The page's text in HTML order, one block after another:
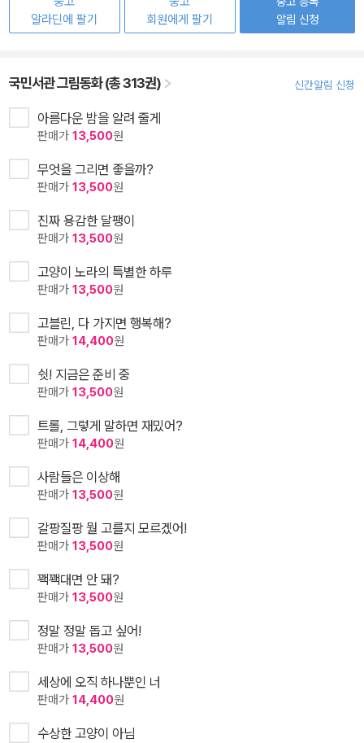
알라딘에 팔기
회원에게 팔기
알림 신청
국민서관 그림동화 (총 313권) 신간알림 신청
아름다운 밤을 알려 줄게
판매가 13,500원
무엇을 그리면 좋을까?
판매가 13,500원
진짜 용감한 달팽이
판매가 13,500원
고양이 노라의 특별한 하루
판매가 13,500원
고블린, 다 가지면 행복해?
판매가 14,400원
쉿! 지금은 준비 중
판매가 13,500원
트롤, 그렇게 말하면 재밌어?
판매가 14,400원
사람들은 이상해
판매가 13,500원
갈팡질팡 뭘 고를지 모르겠어!
판매가 13,500원
꽥꽥대면 안 돼?
판매가 13,500원
정말 정말 돕고 싶어!
판매가 13,500원
세상에 오직 하나뿐인 너
판매가 14,400원
수상한 고양이 아님